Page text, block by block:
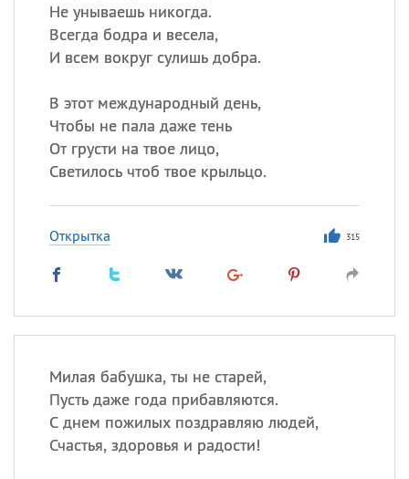
Не унываешь никогда.
Всегда бодра и весела,
И всем вокруг сулишь добра.
В этот международный день,
Чтобы не пала даже тень
От грусти на твое лицо,
Светилось чтоб твое крыльцо.
Открытка 315
Милая бабушка, ты не старей,
Пусть даже года прибавляются.
С днем пожилых поздравляю людей,
Счастья, здоровья и радости!